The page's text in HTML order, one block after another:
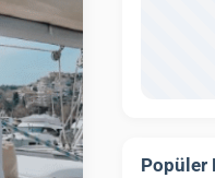
Popüler